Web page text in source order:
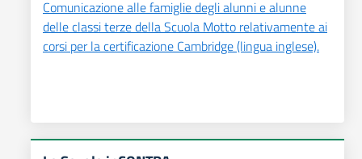
Comunicazione alle famiglie degli alunni e alunne
delle classi terze della Scuola Motto relativamente ai
corsi per la certificazione Cambridge (lingua inglese).